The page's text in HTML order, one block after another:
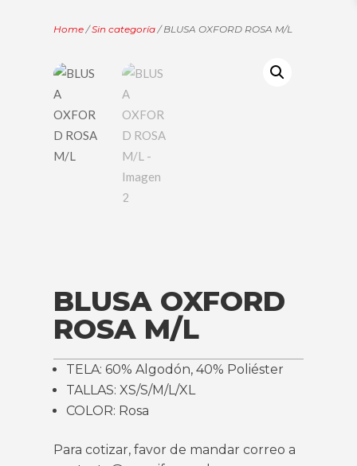
Home /Sin categoría / BLUSA OXFORD ROSA M/L
BLUSA OXFORD
ROSA M/L
TELA: 60% Algodón, 40% Poliéster
TALLAS: XS/S/M/L/XL
COLOR: Rosa
Para cotizar, favor de mandar correo a